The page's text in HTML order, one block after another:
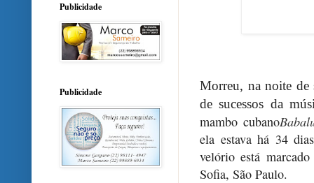
Morreu, na noite de
de sucessos da
mambo cubano
ela estava há 34
velório está
Sofia, São Paulo.
Publicidade
Publicidade